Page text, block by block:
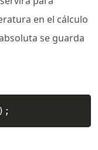
en el cálculo
se guarda
) ;